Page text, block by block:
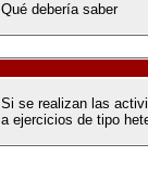
Qué debería saber
Si se realizan las
a ejercicios de tipo